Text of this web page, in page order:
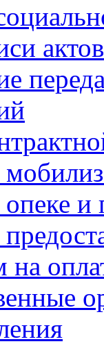
и
на